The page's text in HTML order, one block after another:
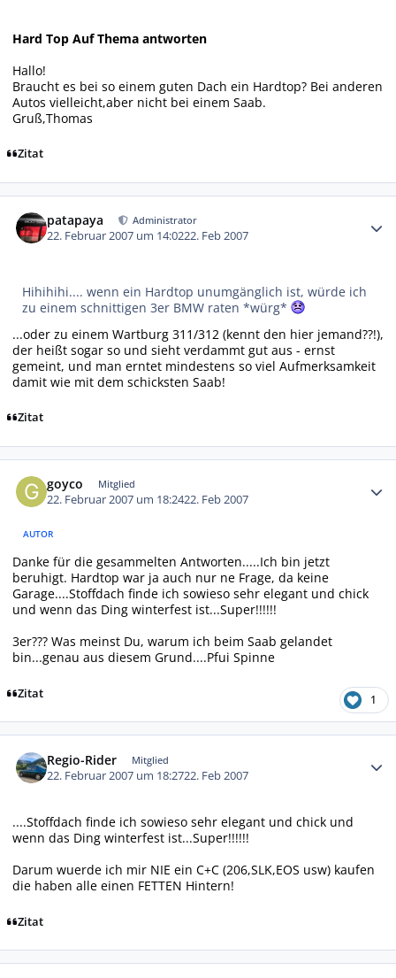
Hard Top Auf Thema antworten
Hallo!
Braucht es bei so einem guten Dach ein Hardtop? Bei anderen
Autos vielleicht,aber nicht bei einem Saab.
Gruß,Thomas
Zitat
patapaya Administrator
22. Februar 2007 um 14:0222. Feb 2007
Hihihihi.... wenn ein Hardtop unumgänglich ist, würde ich
zu einem schnittigen 3er BMW raten *würg*
...oder zu einem Wartburg 311/312 (kennt den hier jemand??!),
der heißt sogar so und sieht verdammt gut aus - ernst
gemeint, und man erntet mindestens so viel Aufmerksamkeit
damit wie mit dem schicksten Saab!
Zitat
goyco Mitglied
22. Februar 2007 um 18:2422. Feb 2007
AUTOR
Danke für die gesammelten Antworten.....Ich bin jetzt
beruhigt. Hardtop war ja auch nur ne Frage, da keine
Garage....Stoffdach finde ich sowieso sehr elegant und chick
und wenn das Ding winterfest ist...Super!!!!!!
3er??? Was meinst Du, warum ich beim Saab gelandet
bin...genau aus diesem Grund....Pfui Spinne
Zitat 1
Regio-Rider Mitglied
22. Februar 2007 um 18:2722. Feb 2007
....Stoffdach finde ich sowieso sehr elegant und chick und
wenn das Ding winterfest ist...Super!!!!!!
Darum wuerde ich mir NIE ein C+C (206,SLK,EOS usw) kaufen
die haben alle einen FETTEN Hintern!
Zitat